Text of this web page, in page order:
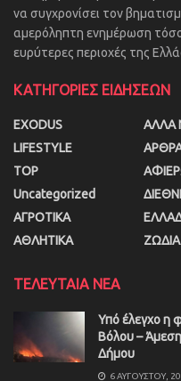
να συγχρονίσει τον
αμερόληπτη ενημέρωση τόσο
ευρύτερες περιοχές της
ΚΑΤΗΓΟΡΙΕΣ ΕΙΔΗΣΕΩΝ
EXODUS
LIFESTYLE
TOP
Uncategorized
ΑΓΡΟΤΙΚΑ
ΑΘΛΗΤΙΚΑ
ΑΛΛΑ
ΖΩΔΙΑ
ΤΕΛΕΥΤΑΙΑ ΝΕΑ
Υπό έλεγχο η
Βόλου –
Δήμου
6 ΑΥΓΟΎΣΤΟΥ,